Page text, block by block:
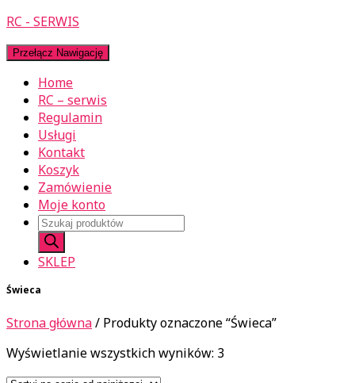
RC - SERWIS
Przełącz Nawigację
Home
RC – serwis
Regulamin
Usługi
Kontakt
Koszyk
Zamówienie
Moje konto
Wyszukiwarka
produktów
SKLEP
Świeca
Strona główna/ Produkty oznaczone “Świeca”
Wyświetlanie wszystkich wyników: 3